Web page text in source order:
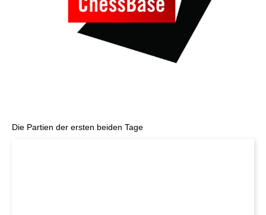
Die Partien der ersten beiden Tage